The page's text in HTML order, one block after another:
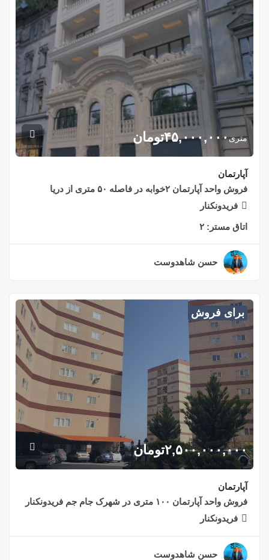
متری۴۵,۰۰۰,۰۰۰تومان
آپارتمان
فروش واحد آپارتمان ۲خوابه در فاصله ۵۰ متری از دریا
فریدونکنار
اتاق مستر: ۲
حسن شاهدوست
برای فروش
۲,۵۰۰,۰۰۰,۰۰۰تومان
آپارتمان
فروش واحد آپارتمان ۱۰۰ متری در شهرک جام جم فریدونکنار
فریدونکنار
حسن شاهدوست